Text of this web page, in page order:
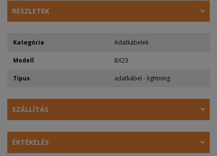
RÉSZLETEK
Kategória Adatkábelek
Modell BX23
Tipus adatkábel - lightning
SZÁLLÍTÁS
ÉRTÉKELÉS